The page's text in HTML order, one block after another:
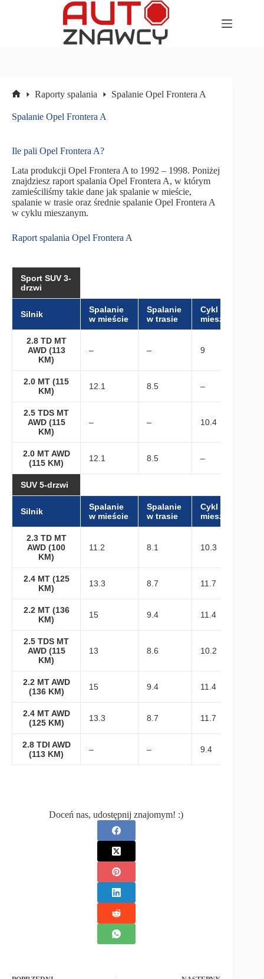
główna
Raporty spalania Spalanie Opel Frontera A
Spalanie Opel Frontera A
Ile pali Opel Frontera A?
Lata produkcji Opel Frontera A to 1992 – 1998. Poniżej
znajdziesz raport spalania Opel Frontera A, w którym
zamieściliśmy takie dane jak spalanie w mieście,
spalanie w trasie oraz średnie spalanie Opel Frontera A
w cyklu mieszanym.
Raport spalania Opel Frontera A
Sport SUV 3-
drzwi
Silnik
Spalanie
w mieście
Spalanie
w trasie
Cykl
mieszany
2.8 TD MT
AWD (113
KM)
– – 9
2.0 MT (115
KM)
12.1 8.5 –
2.5 TDS MT
AWD (115
KM)
– – 10.4
2.0 MT AWD
(115 KM)
12.1 8.5 –
SUV 5-drzwi
Silnik
Spalanie
w mieście
Spalanie
w trasie
Cykl
mieszany
2.3 TD MT
AWD (100
KM)
11.2 8.1 10.3
2.4 MT (125
KM)
13.3 8.7 11.7
2.2 MT (136
KM)
15 9.4 11.4
2.5 TDS MT
AWD (115
KM)
13 8.6 10.2
2.2 MT AWD
(136 KM)
15 9.4 11.4
2.4 MT AWD
(125 KM)
13.3 8.7 11.7
2.8 TDI AWD
(113 KM)
– – 9.4
Doceń nas, udostępnij znajomym! :)